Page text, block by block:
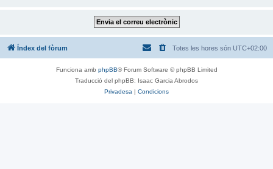
Índex del fòrum Totes les hores són UTC+02:00
Funciona amb phpBB® Forum Software © phpBB Limited
Traducció del phpBB: Isaac Garcia Abrodos
Privadesa | Condicions